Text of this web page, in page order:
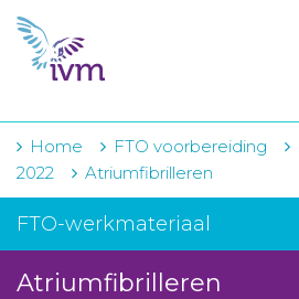
VMI
FTO voorbereiding
IVM-academie
Zorginstellingen
Voorschrijfgedrag
Projecten
Home FTO voorbereiding
2022
Atriumfibrilleren
FTO-werkmateriaal
Atriumfibrilleren